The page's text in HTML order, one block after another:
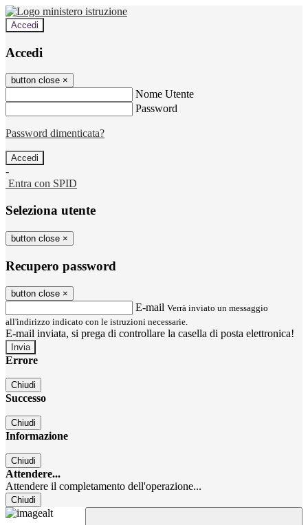
Accedi
Accedi
button close ×
Nome Utente
Password
Password dimenticata?
-
Entra con SPID
Seleziona utente
button close ×
Recupero password
button close ×
E-mail Verrà inviato un messaggio
all'indirizzo indicato con le istruzioni necessarie.
E-mail inviata, si prega di controllare la casella di posta elettronica!
Errore
Chiudi
Successo
Chiudi
Informazione
Chiudi
Attendere...
Attendere il completamento dell'operazione...
Chiudi